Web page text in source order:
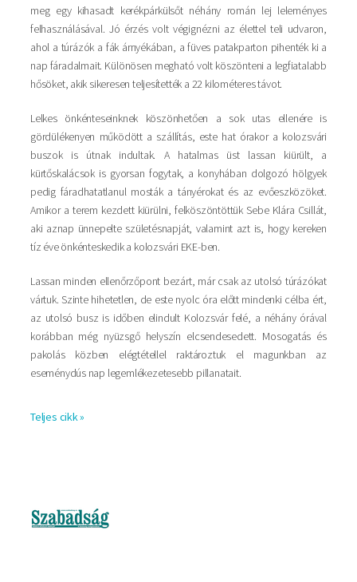
meg egy kihasadt kerékpárkülsőt néhány román lej leleményes
felhasználásával. Jó érzés volt végignézni az élettel teli udvaron,
ahol a túrázók a fák árnyékában, a füves patakparton pihenték ki a
nap fáradalmait. Különösen megható volt köszönteni a legfiatalabb
hősöket, akik sikeresen teljesítették a 22 kilométeres távot.
Lelkes önkénteseinknek köszönhetően a sok utas ellenére is
gördülékenyen működött a szállítás, este hat órakor a kolozsvári
buszok is útnak indultak. A hatalmas üst lassan kiürült, a
kürtőskalácsok is gyorsan fogytak, a konyhában dolgozó hölgyek
pedig fáradhatatlanul mosták a tányérokat és az evőeszközöket.
Amikor a terem kezdett kiürülni, felköszöntöttük Sebe Klára Csillát,
aki aznap ünnepelte születésnapját, valamint azt is, hogy kereken
tíz éve önkénteskedik a kolozsvári EKE-ben.
Lassan minden ellenőrzőpont bezárt, már csak az utolsó túrázókat
vártuk. Szinte hihetetlen, de este nyolc óra előtt mindenki célba ért,
az utolsó busz is időben elindult Kolozsvár felé, a néhány órával
korábban még nyüzsgő helyszín elcsendesedett. Mosogatás és
pakolás közben elégtétellel raktároztuk el magunkban az
eseménydús nap legemlékezetesebb pillanatait.
Teljes cikk »